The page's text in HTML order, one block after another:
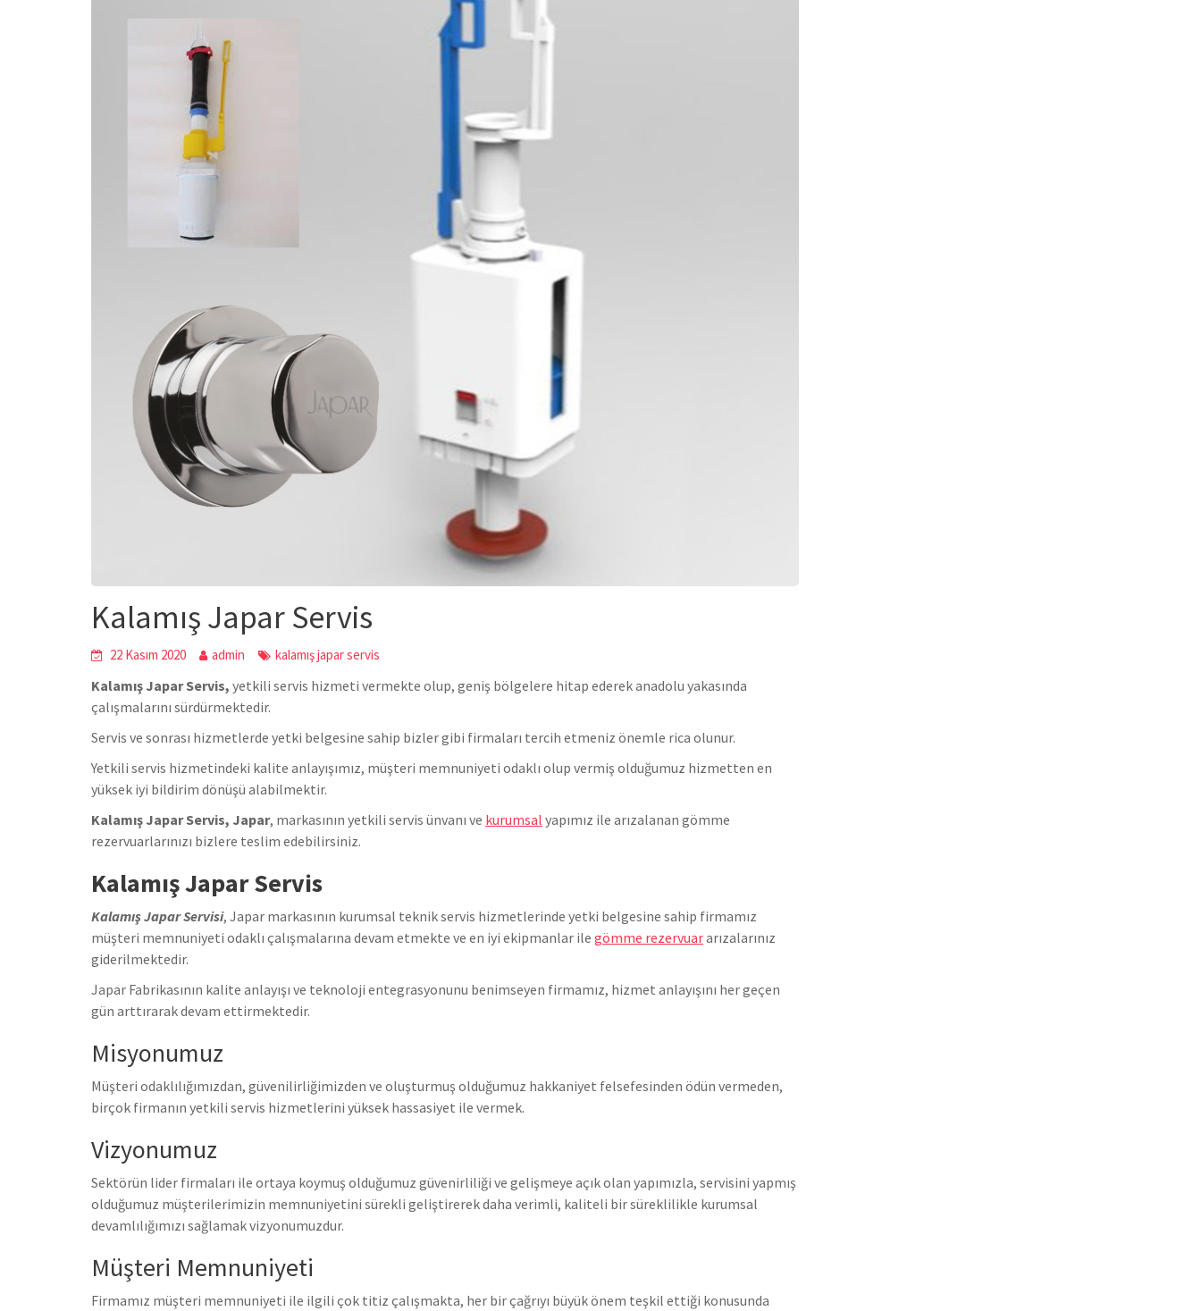
Kalamış Japar Servis
22 Kasım 2020 admin kalamış japar servis
Kalamış Japar Servis, yetkili servis hizmeti vermekte olup, geniş bölgelere hitap ederek anadolu yakasında
çalışmalarını sürdürmektedir.
Servis ve sonrası hizmetlerde yetki belgesine sahip bizler gibi firmaları tercih etmeniz önemle rica olunur.
Yetkili servis hizmetindeki kalite anlayışımız, müşteri memnuniyeti odaklı olup vermiş olduğumuz hizmetten en
yüksek iyi bildirim dönüşü alabilmektir.
Kalamış Japar Servis, Japar, markasının yetkili servis ünvanı ve kurumsal yapımız ile arızalanan gömme
rezervuarlarınızı bizlere teslim edebilirsiniz.
Kalamış Japar Servis
Kalamış Japar Servisi, Japar markasının kurumsal teknik servis hizmetlerinde yetki belgesine sahip firmamız
müşteri memnuniyeti odaklı çalışmalarına devam etmekte ve en iyi ekipmanlar ile gömme rezervuararızalarınız
giderilmektedir.
Japar Fabrikasının kalite anlayışı ve teknoloji entegrasyonunu benimseyen firmamız, hizmet anlayışını her geçen
gün arttırarak devam ettirmektedir.
Misyonumuz
Müşteri odaklılığımızdan, güvenilirliğimizden ve oluşturmuş olduğumuz hakkaniyet felsefesinden ödün vermeden,
birçok firmanın yetkili servis hizmetlerini yüksek hassasiyet ile vermek.
Vizyonumuz
Sektörün lider firmaları ile ortaya koymuş olduğumuz güvenirliliği ve gelişmeye açık olan yapımızla, servisini yapmış
olduğumuz müşterilerimizin memnuniyetini sürekli geliştirerek daha verimli, kaliteli bir süreklilikle kurumsal
devamlılığımızı sağlamak vizyonumuzdur.
Müşteri Memnuniyeti
Firmamız müşteri memnuniyeti ile ilgili çok titiz çalışmakta, her bir çağrıyı büyük önem teşkil ettiği konusunda